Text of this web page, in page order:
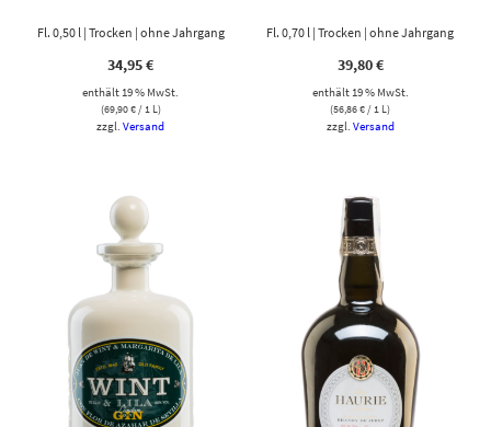
Fl. 0,50 l | Trocken | ohne Jahrgang
34,95€
enthält 19 % MwSt.
(69,90€/ 1 L)
zzgl.Versand
Fl. 0,70 l | Trocken | ohne Jahrgang
39,80€
enthält 19 % MwSt.
(56,86€/ 1 L)
zzgl. Versand